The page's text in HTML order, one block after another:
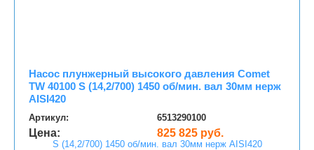
Насос плунжерный высокого давления Comet
TW 40100 S (14,2/700) 1450 об/мин. вал 30мм нерж
AISI420
Артикул: 6513290100
Цена: 825 825 руб.